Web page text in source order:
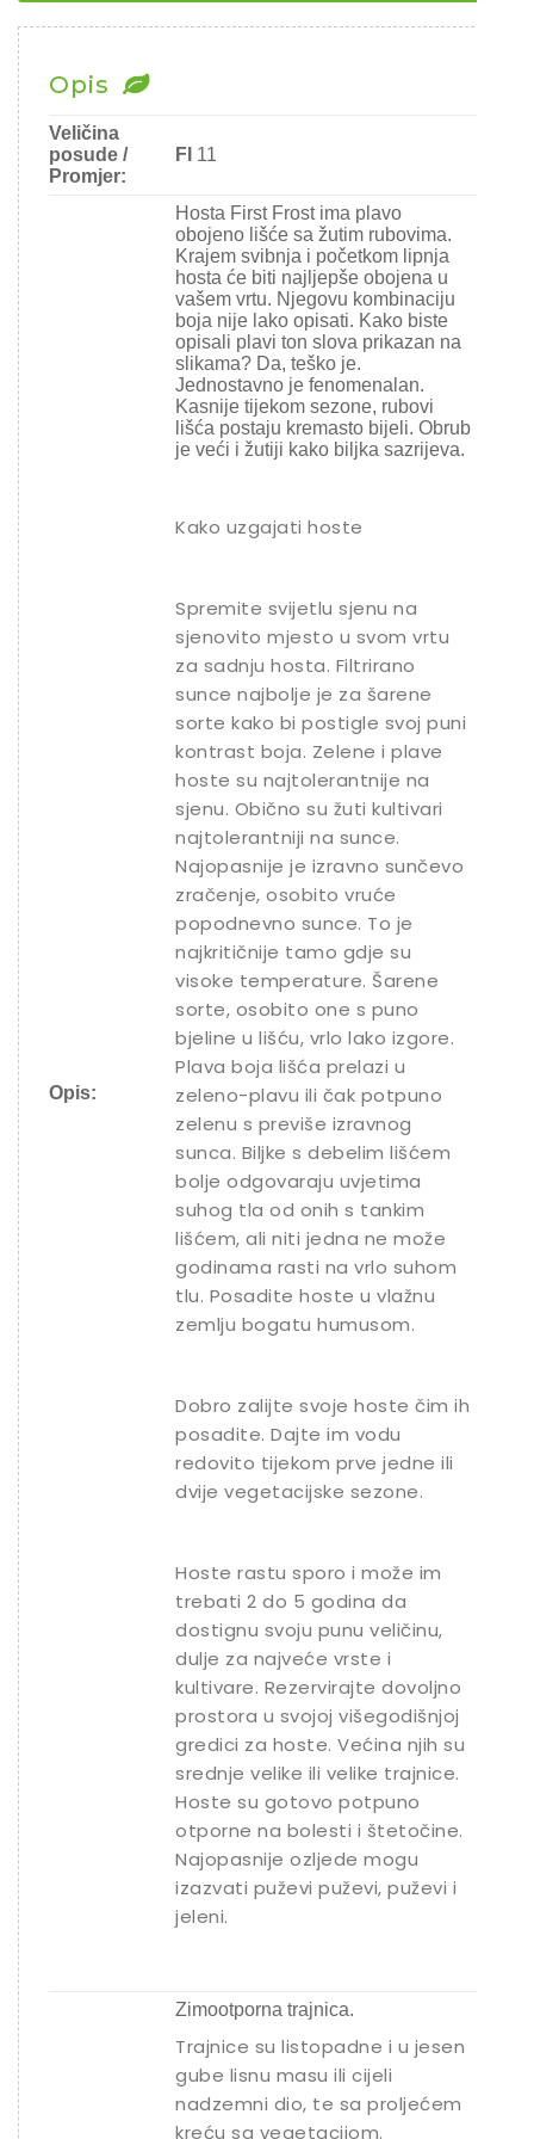
Ostalo sjeme
Opis
Veličina
posude /
Promjer:
FI 11
Opis:
Hosta First Frost ima plavo
obojeno lišće sa žutim rubovima.
Krajem svibnja i početkom lipnja
hosta će biti najljepše obojena u
vašem vrtu. Njegovu kombinaciju
boja nije lako opisati. Kako biste
opisali plavi ton slova prikazan na
slikama? Da, teško je.
Jednostavno je fenomenalan.
Kasnije tijekom sezone, rubovi
lišća postaju kremasto bijeli. Obrub
je veći i žutiji kako biljka sazrijeva.
Kako uzgajati hoste
Spremite svijetlu sjenu na
sjenovito mjesto u svom vrtu
za sadnju hosta. Filtrirano
sunce najbolje je za šarene
sorte kako bi postigle svoj puni
kontrast boja. Zelene i plave
hoste su najtolerantnije na
sjenu. Obično su žuti kultivari
najtolerantniji na sunce.
Najopasnije je izravno sunčevo
zračenje, osobito vruće
popodnevno sunce. To je
najkritičnije tamo gdje su
visoke temperature. Šarene
sorte, osobito one s puno
bjeline u lišću, vrlo lako izgore.
Plava boja lišća prelazi u
zeleno-plavu ili čak potpuno
zelenu s previše izravnog
sunca. Biljke s debelim lišćem
bolje odgovaraju uvjetima
suhog tla od onih s tankim
lišćem, ali niti jedna ne može
godinama rasti na vrlo suhom
tlu. Posadite hoste u vlažnu
zemlju bogatu humusom.
Dobro zalijte svoje hoste čim ih
posadite. Dajte im vodu
redovito tijekom prve jedne ili
dvije vegetacijske sezone.
Hoste rastu sporo i može im
trebati 2 do 5 godina da
dostignu svoju punu veličinu,
dulje za najveće vrste i
kultivare. Rezervirajte dovoljno
prostora u svojoj višegodišnjoj
gredici za hoste. Većina njih su
srednje velike ili velike trajnice.
Hoste su gotovo potpuno
otporne na bolesti i štetočine.
Najopasnije ozljede mogu
izazvati puževi puževi, puževi i
jeleni.
Zimootporna trajnica.
Trajnice su listopadne i u jesen
gube lisnu masu ili cijeli
nadzemni dio, te sa proljećem
kreću sa vegetacijom.